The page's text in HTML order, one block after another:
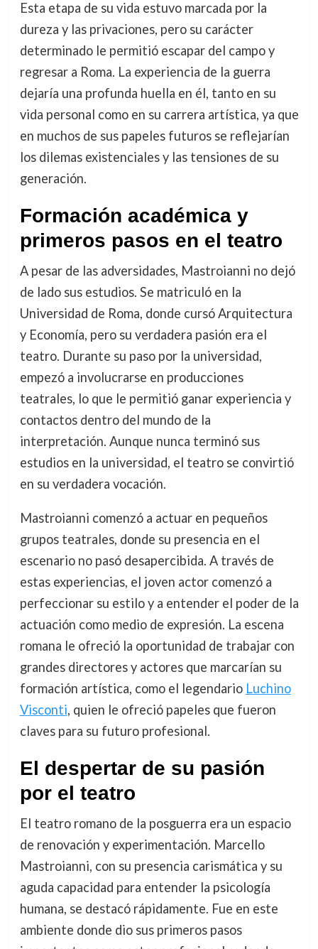
Esta etapa de su vida estuvo marcada por la
dureza y las privaciones, pero su carácter
determinado le permitió escapar del campo y
regresar a Roma. La experiencia de la guerra
dejaría una profunda huella en él, tanto en su
vida personal como en su carrera artística, ya que
en muchos de sus papeles futuros se reflejarían
los dilemas existenciales y las tensiones de su
generación.
Formación académica y
primeros pasos en el teatro
A pesar de las adversidades, Mastroianni no dejó
de lado sus estudios. Se matriculó en la
Universidad de Roma, donde cursó Arquitectura
y Economía, pero su verdadera pasión era el
teatro. Durante su paso por la universidad,
empezó a involucrarse en producciones
teatrales, lo que le permitió ganar experiencia y
contactos dentro del mundo de la
interpretación. Aunque nunca terminó sus
estudios en la universidad, el teatro se convirtió
en su verdadera vocación.
Mastroianni comenzó a actuar en pequeños
grupos teatrales, donde su presencia en el
escenario no pasó desapercibida. A través de
estas experiencias, el joven actor comenzó a
perfeccionar su estilo y a entender el poder de la
actuación como medio de expresión. La escena
romana le ofreció la oportunidad de trabajar con
grandes directores y actores que marcarían su
formación artística, como el legendario Luchino
Visconti, quien le ofreció papeles que fueron
claves para su futuro profesional.
El despertar de su pasión
por el teatro
El teatro romano de la posguerra era un espacio
de renovación y experimentación. Marcello
Mastroianni, con su presencia carismática y su
aguda capacidad para entender la psicología
humana, se destacó rápidamente. Fue en este
ambiente donde dio sus primeros pasos